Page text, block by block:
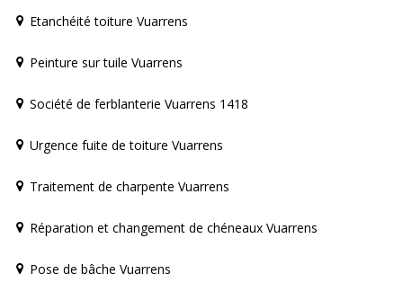
Etanchéité toiture Vuarrens
Peinture sur tuile Vuarrens
Société de ferblanterie Vuarrens 1418
Urgence fuite de toiture Vuarrens
Traitement de charpente Vuarrens
Réparation et changement de chéneaux Vuarrens
Pose de bâche Vuarrens